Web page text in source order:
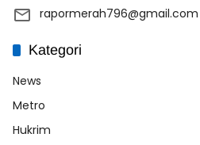
rapormerah796@gmail.com
Kategori
News
Metro
Hukrim